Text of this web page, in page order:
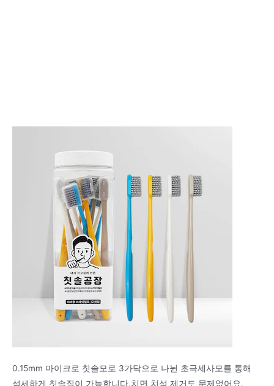
0.15mm 마이크로 칫솔모로 3가닥으로 나뉜 초극세사모를 통해
섬세하게 칫솔질이 가능합니다.치면 치석 제거도 문제없어요.